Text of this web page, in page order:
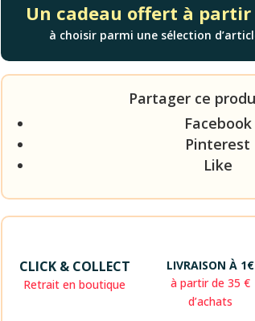
Un cadeau offert à partir
à choisir parmi une sélection
Partager ce
Facebook
Pinterest
Like
CLICK & COLLECT
Retrait en boutique
LIVRAISON À 1€
à partir de 35 €
d’achats